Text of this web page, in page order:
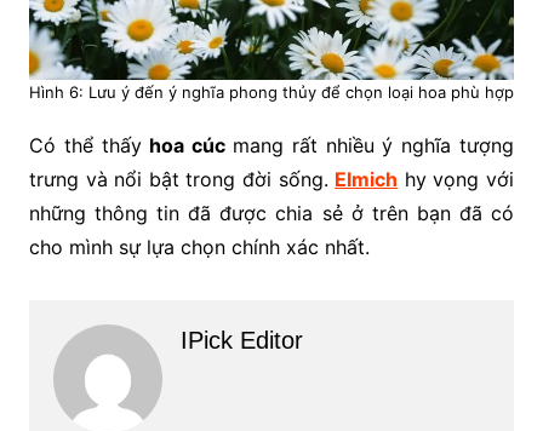
Hình 6: Lưu ý đến ý nghĩa phong thủy để chọn loại hoa phù hợp
Có thể thấy hoa cúc mang rất nhiều ý nghĩa tượng
trưng và nổi bật trong đời sống. Elmich hy vọng với
những thông tin đã được chia sẻ ở trên bạn đã có
cho mình sự lựa chọn chính xác nhất.
IPick Editor